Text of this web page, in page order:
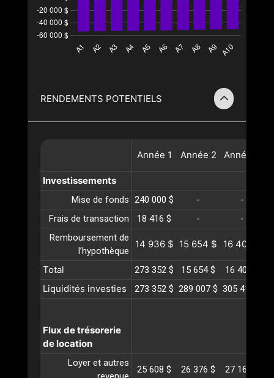
RENDEMENTS POTENTIELS
Année 1 Année 2 Année
Investissements
Mise de fonds 240 000 $ -
-
Frais de transaction
18 416 $ -
-
Remboursement de
l’hypothèque
14 936 $ 15 654 $ 16 406 $
Total 273 352 $ 15 654 $ 16 406 $
Liquidités investies 273 352 $ 289 007 $ 305 413 $
Flux de trésorerie
de location
Loyer et autres
25 608 $ 26 376 $ 27 167 $